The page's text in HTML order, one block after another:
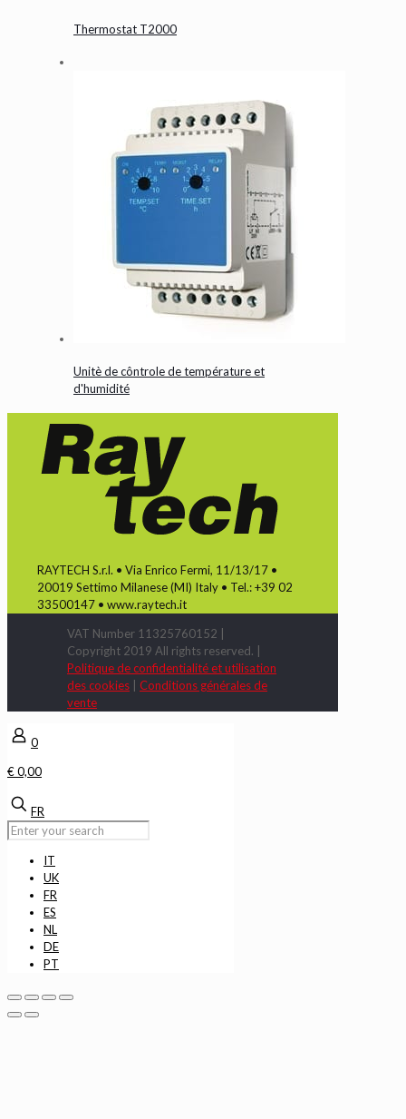
Thermostat T2000
Unitè de côntrole de température et
d'humidité
RAYTECH S.r.l. • Via Enrico Fermi, 11/13/17 •
20019 Settimo Milanese (MI) Italy • Tel.: +39 02
33500147 • www.raytech.it
VAT Number 11325760152 |
Copyright 2019 All rights reserved. |
Politique de confidentialité et utilisation
des cookies
Conditions générales de
vente
0
€ 0,00
FR
IT
UK
FR
ES
NL
DE
PT